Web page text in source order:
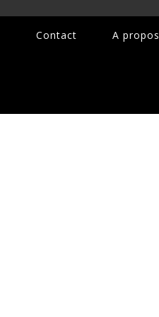
Contact A propos